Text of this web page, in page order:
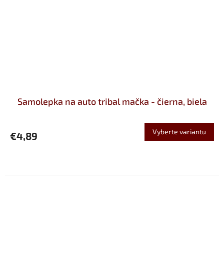
Samolepka na auto tribal mačka - čierna, biela
€4,89 Vyberte variantu